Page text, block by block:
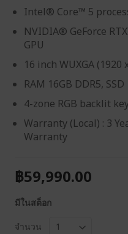
Intel® Core™ 5
NVIDIA® GeForce
GPU
16 inch WUXGA (1920
RAM 16GB DDR5,
4-zone RGB backlit
Warranty (Local) : 3
Warranty
฿59,990.00
มีในสต็อก
จำนวน